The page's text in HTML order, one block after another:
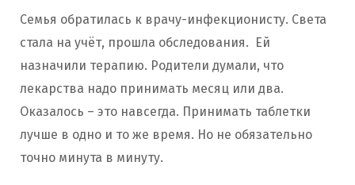
Семья обратилась к врачу-инфекционисту. Света
стала на учёт, прошла обследования. Ей
назначили терапию. Родители думали, что
лекарства надо принимать месяц или два.
Оказалось – это навсегда. Принимать таблетки
лучше в одно и то же время. Но не обязательно
точно минута в минуту.